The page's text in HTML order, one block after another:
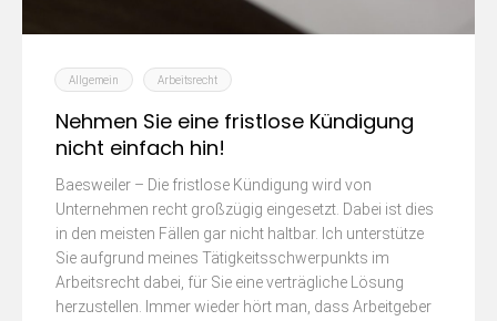
Allgemein Arbeitsrecht
Nehmen Sie eine fristlose Kündigung
nicht einfach hin!
Baesweiler – Die fristlose Kündigung wird von
Unternehmen recht großzügig eingesetzt. Dabei ist dies
in den meisten Fällen gar nicht haltbar. Ich unterstütze
Sie aufgrund meines Tätigkeitsschwerpunkts im
Arbeitsrecht dabei, für Sie eine verträgliche Lösung
herzustellen. Immer wieder hört man, dass Arbeitgeber